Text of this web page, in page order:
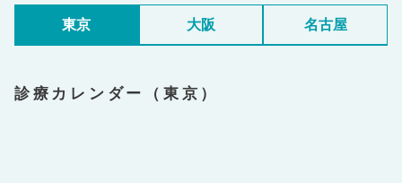
東京 大阪 名古屋
診療カレンダー（東京）